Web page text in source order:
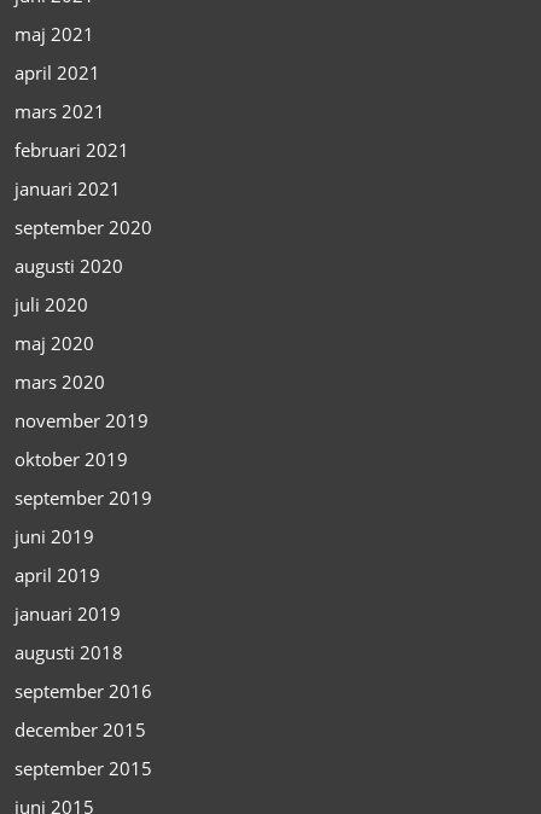
maj 2021
april 2021
mars 2021
februari 2021
januari 2021
september 2020
augusti 2020
juli 2020
maj 2020
mars 2020
november 2019
oktober 2019
september 2019
juni 2019
april 2019
januari 2019
augusti 2018
september 2016
december 2015
september 2015
juni 2015